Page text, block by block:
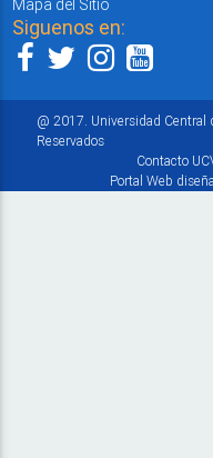
Mapa del Sitio
Siguenos en:
@ 2017. Universidad Central
Reservados
Contacto
Portal Web